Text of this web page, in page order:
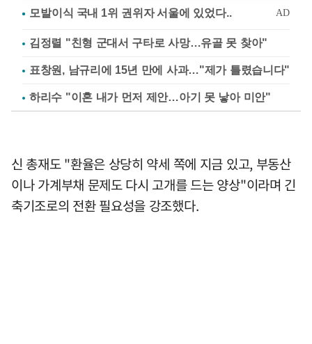
김정렬 "친형 군대서 구타로 사망…유골 못 찾아"
표창원, 남규리에 15년 만에 사과…"제가 틀렸습니다"
하리수 "이혼 내가 먼저 제안…아기 못 낳아 미안"
신 총재도 "환율은 상당히 약세 쪽에 지금 있고, 부동산
이나 가계부채 문제도 다시 고개를 드는 양상"이라며 긴
축기조로의 전환 필요성을 강조했다.